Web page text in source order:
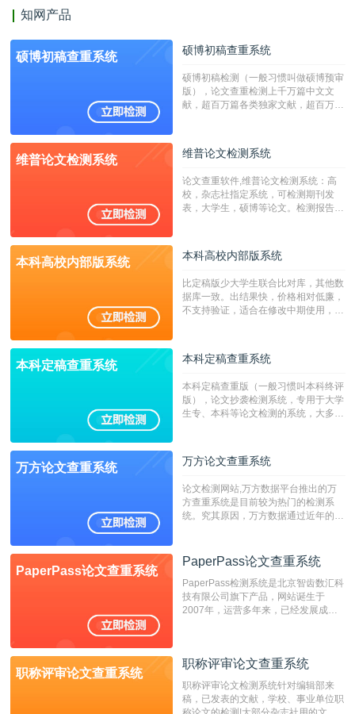
知网产品
硕博初稿查重系统 硕博初稿查重系统
硕博初稿检测（一般习惯叫做硕博预审
版），论文查重检测上千万篇中文文
献，超百万篇各类独家文献，超百万港
校用来检测硕博论文的系统，检测范围
广，数据来源真实，检测算法合理!本
字符数30万）
维普论文检测系统 维普论文检测系统
论文查重软件,维普论文检测系统：高
校，杂志社指定系统，可检测期刊发
表，大学生，硕博等论文。检测报告支
本科高校内部版系统 本科高校内部版系统
比定稿版少大学生联合比对库，其他数
据库一致。出结果快，价格相对低廉，
不支持验证，适合在修改中期使用，定
本科定稿查重系统 本科定稿查重系统
本科定稿查重版（一般习惯叫本科终评
版），论文抄袭检测系统，专用于大学
生专、本科等论文检测的系统，大多数
万方论文查重系统 万方论文查重系统
论文检测网站,万方数据平台推出的万
方查重系统是目前较为热门的检测系
统。究其原因，万方数据通过近年的发
检测系统，其真实性和权威性无可厚
非。其次，相对于知网而言，万方检测
费用少，上手容易，是学生初次论文查
重的推荐系统。
PaperPass论文查重系统
PaperPass论文查重系统
PaperPass检测系统是北京智齿数汇科
技有限公司旗下产品，网站诞生于
2007年，运营多年来，已经发展成为
检测速度快、精度高，市场反映良好。
职称评审论文查重系统
职称评审论文查重系统
职称评审论文检测系统针对编辑部来
稿，已发表的文献，学校、事业单位职